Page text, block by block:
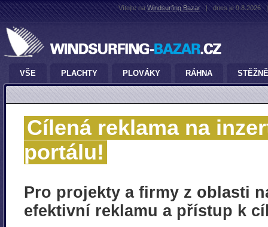
Vítejte naWindsurfing Bazar | dnes je 9.8.2026 |
VŠE PLACHTY PLOVÁKY RÁHNA STĚŽNĚ
Cílená reklama na
portálu!
Pro projekty a firmy z oblasti
efektivní reklamu a přístup k